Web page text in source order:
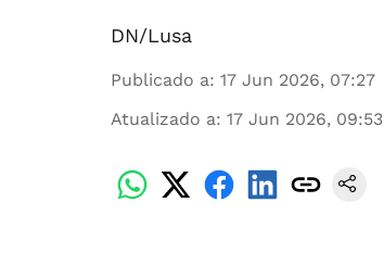
DN/Lusa
Publicado a: 17 Jun 2026, 07:27
Atualizado a: 17 Jun 2026, 09:53